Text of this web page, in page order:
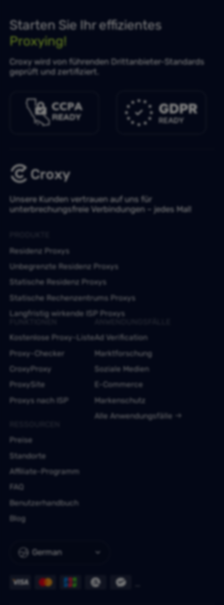
Starten Sie Ihr effizientes
Proxying!
Croxy wird von führenden Drittanbieter-Standards
geprüft und zertifiziert.
Unsere Kunden vertrauen auf uns für
unterbrechungsfreie Verbindungen – jedes Mal!
German
Residenz Proxys
Unbegrenzte Residenz Proxys
Statische Residenz Proxys
Statische Rechenzentrums Proxys
Langfristig wirkende ISP Proxys
Kostenlose Proxy-Liste
Proxy-Checker
CroxyProxy
ProxySite
Proxys nach ISP
Ad Verification
Marktforschung
Soziale Medien
E-Commerce
Markenschutz
Alle Anwendungsfälle
Preise
Standorte
Affiliate-Programm
FAQ
Benutzerhandbuch
Blog